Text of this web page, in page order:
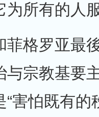
所有的人
菲格罗亚最
与宗教基要
“害怕既有的